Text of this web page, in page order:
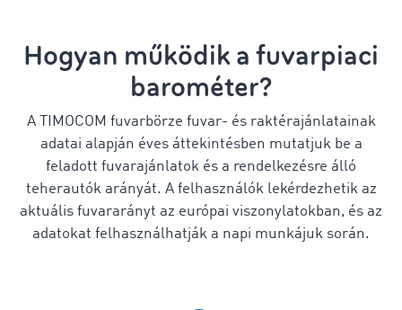
Hogyan működik a fuvarpiaci
barométer?
A TIMOCOM fuvarbörze fuvar- és raktérajánlatainak
adatai alapján éves áttekintésben mutatjuk be a
feladott fuvarajánlatok és a rendelkezésre álló
teherautók arányát. A felhasználók lekérdezhetik az
aktuális fuvararányt az európai viszonylatokban, és az
adatokat felhasználhatják a napi munkájuk során.